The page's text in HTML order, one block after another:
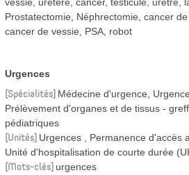
Prostatectomie, Néphrectomie, cancer
cancer de vessie, PSA, robot
Urgences
Spécialités Médecine d'urgence,
Prélèvement d'organes et de tissus -
pédiatriques
Unités Urgences
Permanence d'accès
Unité d'hospitalisation de courte durée
Mots-clés urgences